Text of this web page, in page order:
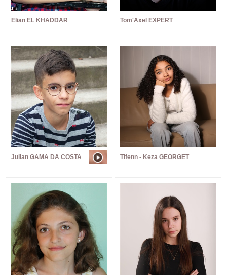
Elian EL KHADDAR Tom'Axel EXPERT
Julian GAMA DA COSTA Tifenn - Keza GEORGET